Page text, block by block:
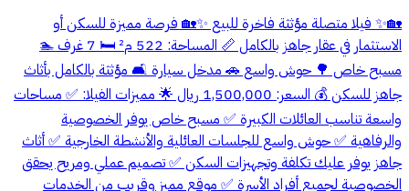
🏡✨ فيلا متصلة مؤثثة فاخرة للبيع ✨🏡 فرصة مميزة للسكن أو
الاستثمار في عقار جاهز بالكامل 📏 المساحة: 522 م² 🛏️ 7 غرف 🏊
مسبح خاص 🌳 حوش واسع 🚗 مدخل سيارة 🛋️ مؤثثة بالكامل بأثاث
جاهز للسكن 💰 السعر: 1,500,000 ريال 🌟 مميزات الفيلا: ✅ مساحات
واسعة تناسب العائلات الكبيرة ✅ مسبح خاص يوفر الخصوصية
والرفاهية ✅ حوش واسع للجلسات العائلية والأنشطة الخارجية ✅ أثاث
جاهز يوفر عليك تكلفة وتجهيزات السكن ✅ تصميم عملي ومريح يحقق
الخصوصية لجميع أفراد الأسرة ✅ موقع مميز وقريب من الخدمات